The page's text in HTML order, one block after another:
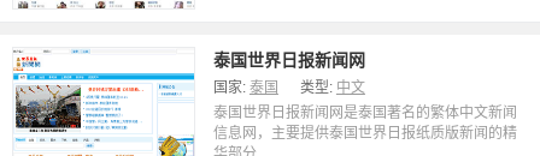
泰国世界日报新闻网
国家: 泰国 类型: 中文
泰国世界日报新闻网是泰国著名的繁体中文新闻
信息网，主要提供泰国世界日报纸质版新闻的精